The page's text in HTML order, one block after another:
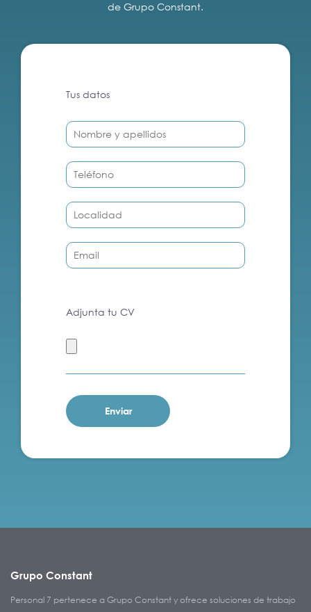
de Grupo Constant.
Tus datos
Adjunta tu CV
Grupo Constant
Personal 7 pertenece a Grupo Constant y ofrece soluciones de trabajo